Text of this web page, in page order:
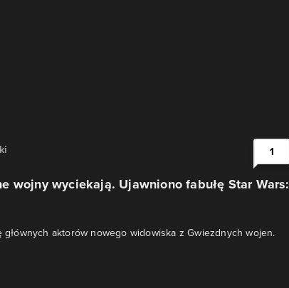
wojny wyciekają. Ujawniono fabułę Star Wars:
głównych aktorów nowego widowiska z Gwiezdnych wojen.
1